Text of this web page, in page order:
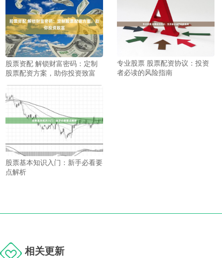
股票资配 解锁财富密码：定制
股票配资方案，助你投资致富
专业股票 股票配资协议：投资
者必读的风险指南
股票基本知识入门：新手必看要
点解析
相关更新